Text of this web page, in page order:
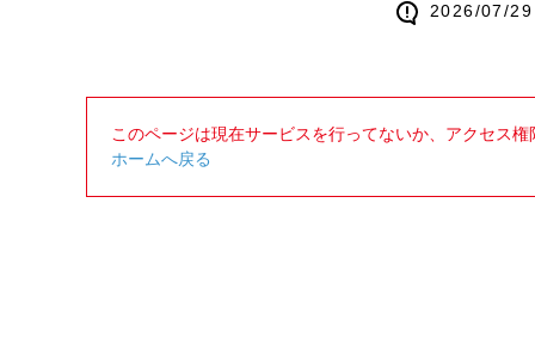
2026/07/29
このページは現在サービスを行ってないか、アクセス
ホームへ戻る